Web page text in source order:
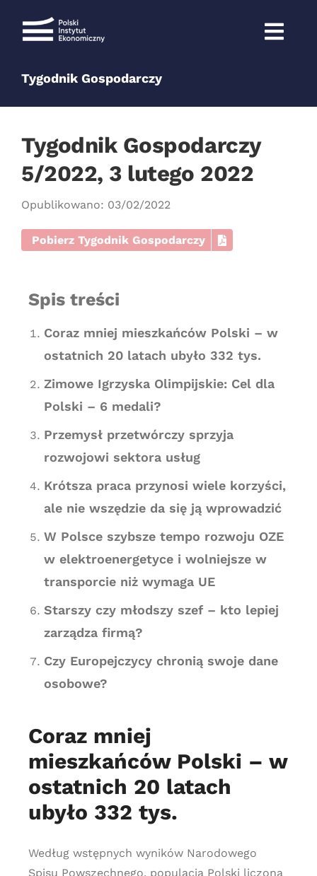
Tygodnik Gospodarczy
Tygodnik Gospodarczy
5/2022, 3 lutego 2022
Opublikowano: 03/02/2022
Pobierz Tygodnik Gospodarczy
Spis treści
Coraz mniej mieszkańców Polski – w
ostatnich 20 latach ubyło 332 tys.
Zimowe Igrzyska Olimpijskie: Cel dla
Polski – 6 medali?
Przemysł przetwórczy sprzyja
rozwojowi sektora usług
Krótsza praca przynosi wiele korzyści,
ale nie wszędzie da się ją wprowadzić
W Polsce szybsze tempo rozwoju OZE
w elektroenergetyce i wolniejsze w
transporcie niż wymaga UE
Starszy czy młodszy szef – kto lepiej
zarządza firmą?
Czy Europejczycy chronią swoje dane
osobowe?
Coraz mniej
mieszkańców Polski – w
ostatnich 20 latach
ubyło 332 tys.
Według wstępnych wyników Narodowego
Spisu Powszechnego, populacja Polski liczona